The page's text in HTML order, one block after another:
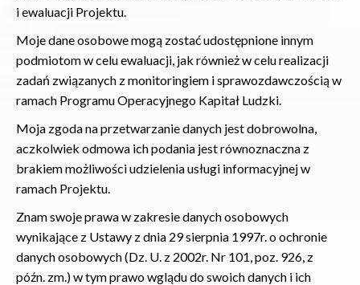
i ewaluacji Projektu.
Moje dane osobowe mogą zostać udostępnione innym
podmiotom w celu ewaluacji, jak również w celu realizacji
zadań związanych z monitoringiem i sprawozdawczością w
ramach Programu Operacyjnego Kapitał Ludzki.
Moja zgoda na przetwarzanie danych jest dobrowolna,
aczkolwiek odmowa ich podania jest równoznaczna z
brakiem możliwości udzielenia usługi informacyjnej w
ramach Projektu.
Znam swoje prawa w zakresie danych osobowych
wynikające z Ustawy z dnia 29 sierpnia 1997r. o ochronie
danych osobowych (Dz. U. z 2002r. Nr 101, poz. 926, z
późn. zm.) w tym prawo wglądu do swoich danych i ich